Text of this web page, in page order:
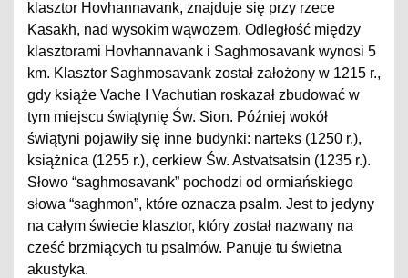
klasztor Hovhannavank, znajduje się przy rzece
Kasakh, nad wysokim wąwozem. Odległość między
klasztorami Hovhannavank i Saghmosavank wynosi 5
km. Klasztor Saghmosavank został założony w 1215 r.,
gdy książe Vache I Vachutian roskazał zbudować w
tym miejscu świątynię Św. Sion. Później wokół
świątyni pojawiły się inne budynki: narteks (1250 r.),
książnica (1255 r.), cerkiew Św. Astvatsatsin (1235 r.).
Słowo “saghmosavank” pochodzi od ormiańskiego
słowa “saghmon”, które oznacza psalm. Jest to jedyny
na całym świecie klasztor, który został nazwany na
cześć brzmiących tu psalmów. Panuje tu świetna
akustyka.